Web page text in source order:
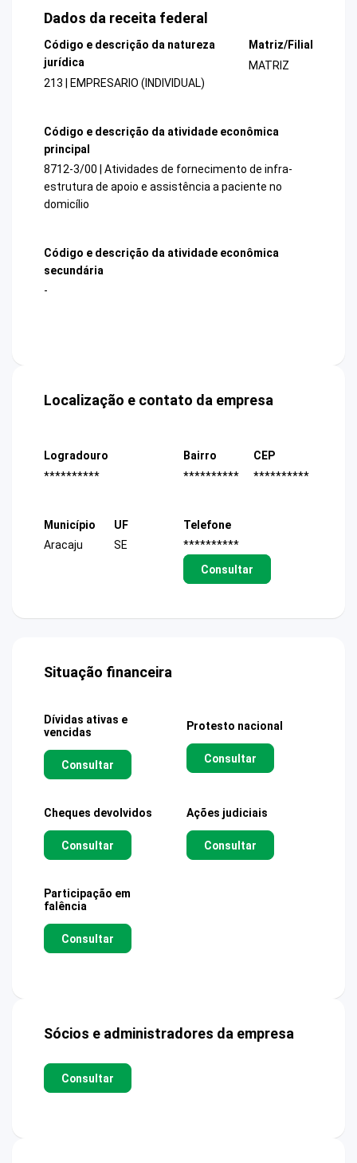
Dados da receita federal
Código e descrição da natureza
jurídica
213 | EMPRESARIO (INDIVIDUAL)
Matriz/Filial
MATRIZ
Código e descrição da atividade econômica
principal
8712-3/00 | Atividades de fornecimento de infra-
estrutura de apoio e assistência a paciente no
domicílio
Código e descrição da atividade econômica
secundária
-
Localização e contato da empresa
Logradouro
**********
Bairro
**********
CEP
**********
Município
Aracaju
UF
SE
Telefone
**********
Consultar
Situação financeira
Dívidas ativas e
vencidas
Consultar
Protesto nacional
Consultar
Cheques devolvidos
Consultar
Ações judiciais
Consultar
Participação em
falência
Consultar
Sócios e administradores da empresa
Consultar